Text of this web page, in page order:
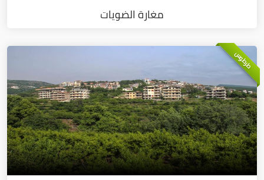
مغارة الضويات
طرطوس